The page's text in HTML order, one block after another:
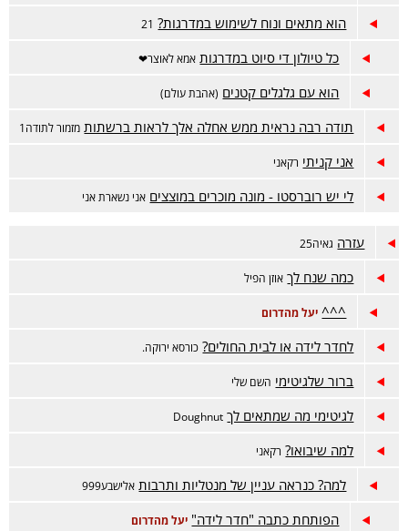
הוא מתאים ונוח לשימוש במדרגות? 21
כל טיולון די סיוט במדרגות אמא לאוצר❤
הוא עם גלגלים קטנים (אהבת עולם)
תודה רבה נראית ממש אחלה אלך לראות ברשתות מזמור לתודה1
אני קניתי רקאני
לי יש רוברסטו - מונה מוכרים במוצצים אני נשארת אני
עזרה גאיה25
כמה שנח לך אוזן הפיל
^^^ יעל מהדרום
לחדר לידה או לבית החולים? כורסא ירוקה.
ברור שלגיטימי השם שלי
לגיטימי מה שמתאים לך Doughnut
למה שיבואו? רקאני
למה? כנראה עניין של מנטליות ותרבות אלישבע999
הפותחת כתבה "חדר לידה" יעל מהדרום